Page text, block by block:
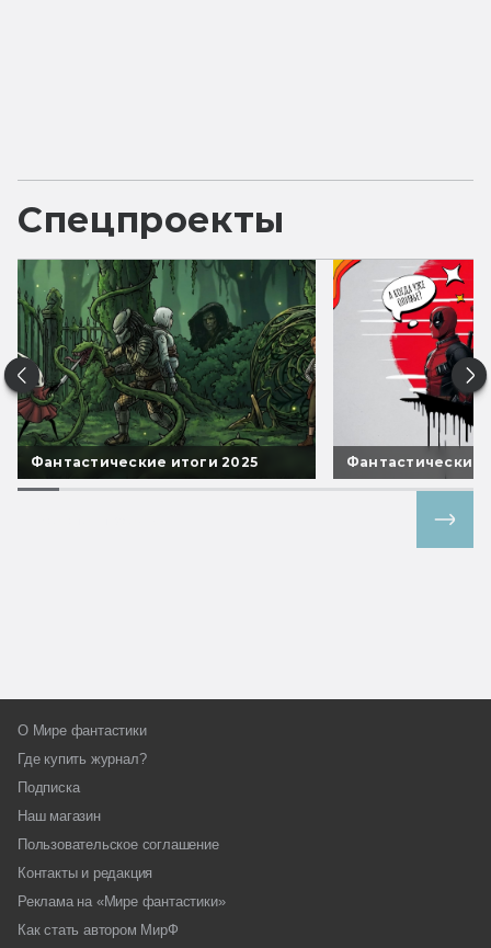
Спецпроекты
Фантастические итоги 2025 Фантастические
О Мире фантастики
Где купить журнал?
Подписка
Наш магазин
Пользовательское соглашение
Контакты и редакция
Реклама на «Мире фантастики»
Как стать автором МирФ